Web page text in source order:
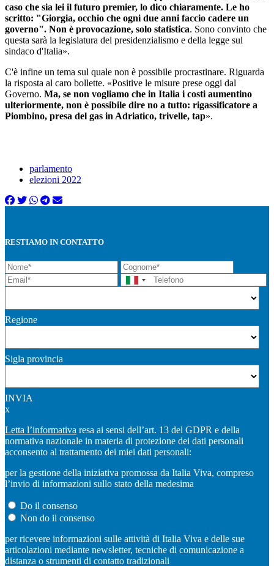
caso che sia lei il futuro premier, lo dico chiaramente. Le ho
scritto: "Giorgia, occhio che ogni due anni faccio cadere un
governo". Non è provocazione, solo statistica. Sono convinto che
questa sarà la legislatura del presidenzialismo e della legge sul
sindaco d'Italia».
C'è infine un tema sul quale non è possibile procrastinare. Riguarda
la risposta al caro bollette. «Positive le misure prese oggi dal
Governo. Ma, se non vogliamo che in Italia i costi aumentino
ulteriormente, non è possibile dire no a tutto: rigassificatore a
Piombino, presa del gas in Adriatico, trivelle, tap».
parlamento
elezioni 2022
RESTIAMO IN CONTATTO
Regione
Sigla provincia
INVIA
x
Letta l’informativa resa ai sensi dell’art. 13 del GDPR e della
normativa nazionale in materia di protezione dei dati personali
acconsento al trattamento dei miei dati personali:
per la gestione della iniziativa promossa da Italia Viva, compreso
l’invio di informazioni sullo stato della medesima
Do il consenso
Non do il consenso
per ricevere informazioni sulle attività di Italia Viva e delle sue
articolazioni mediante newsletter, tecniche di comunicazione a
distanza o strumenti di contatto tradizionali